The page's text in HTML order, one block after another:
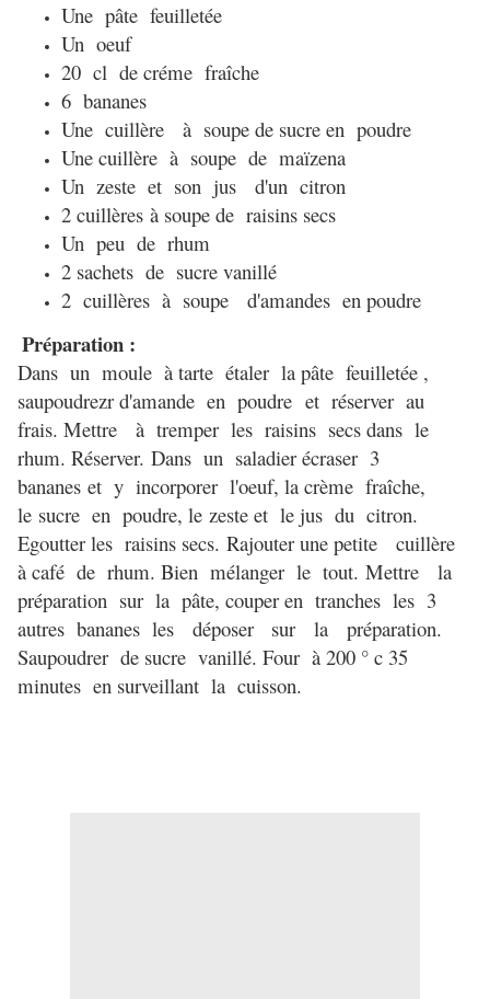
Une pâte feuilletée
Un oeuf
20 cl de créme fraîche
6 bananes
Une cuillère à soupe de sucre en poudre
Une cuillère à soupe de maïzena
Un zeste et son jus d'un citron
2 cuillères à soupe de raisins secs
Un peu de rhum
2 sachets de sucre vanillé
2 cuillères à soupe d'amandes en poudre
Préparation :
Dans un moule à tarte étaler la pâte feuilletée ,
saupoudrezr d'amande en poudre et réserver au
frais. Mettre à tremper les raisins secs dans le
rhum. Réserver. Dans un saladier écraser 3
bananes et y incorporer l'oeuf, la crème fraîche,
le sucre en poudre, le zeste et le jus du citron.
Egoutter les raisins secs. Rajouter une petite cuillère
à café de rhum. Bien mélanger le tout. Mettre la
préparation sur la pâte, couper en tranches les 3
autres bananes les déposer sur la préparation.
Saupoudrer de sucre vanillé. Four à 200 ° c 35
minutes en surveillant la cuisson.